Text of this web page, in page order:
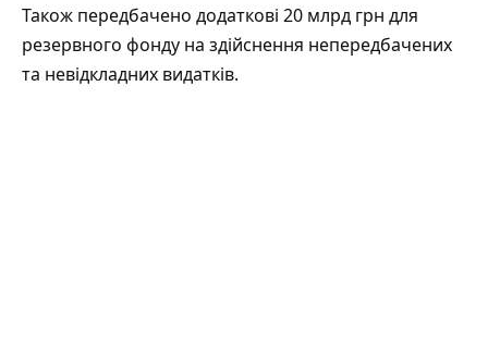
Також передбачено додаткові 20 млрд грн для
резервного фонду на здійснення непередбачених
та невідкладних видатків.